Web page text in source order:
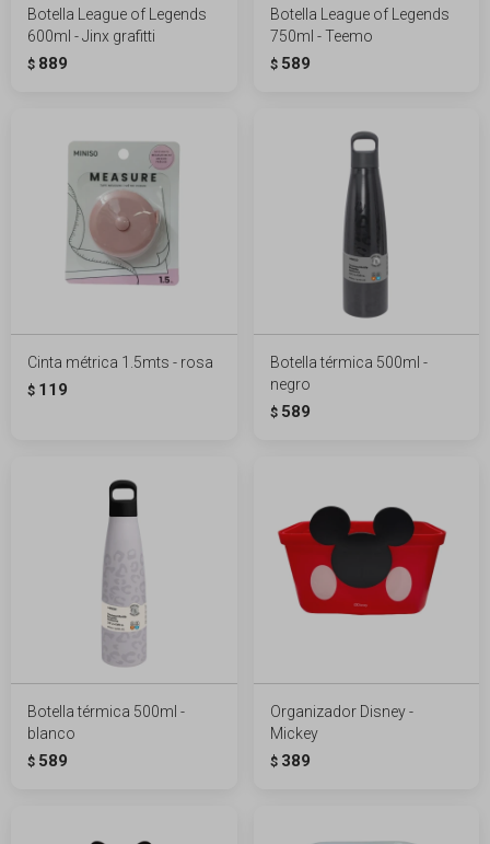
Botella League of Legends
600ml - Jinx grafitti
$ 889
Botella League of Legends
750ml - Teemo
$ 589
Cinta métrica 1.5mts - rosa
$ 119
Botella térmica 500ml -
negro
$ 589
Botella térmica 500ml -
blanco
$ 589
Organizador Disney -
Mickey
$ 389